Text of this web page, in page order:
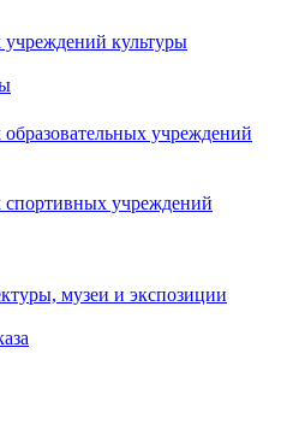
культуры
учреждений
учреждений
музеи и экспозиции